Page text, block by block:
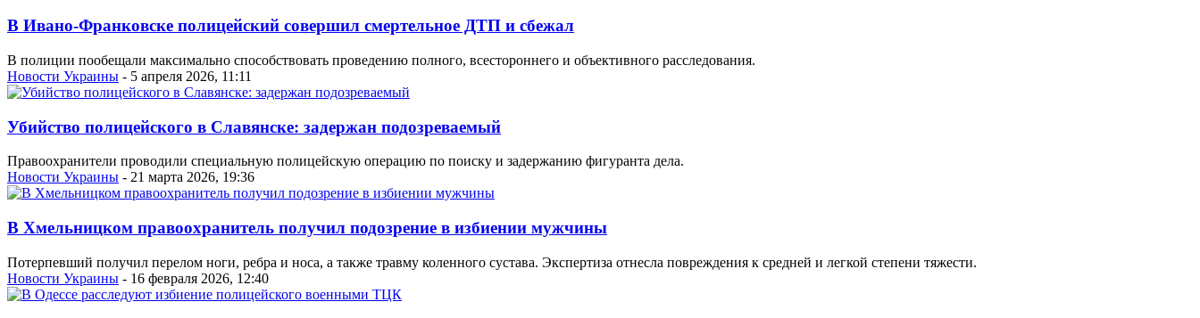
В Ивано-Франковске полицейский совершил смертельное ДТП и сбежал
В полиции пообещали максимально способствовать проведению полного, всестороннего и объективного расследования.
Новости Украины - 5 апреля 2026, 11:11
Убийство полицейского в Славянске: задержан подозреваемый
Правоохранители проводили специальную полицейскую операцию по поиску и задержанию фигуранта дела.
Новости Украины - 21 марта 2026, 19:36
В Хмельницком правоохранитель получил подозрение в избиении мужчины
Потерпевший получил перелом ноги, ребра и носа, а также травму коленного сустава. Экспертиза отнесла повреждения к средней и легкой степени тяжести.
Новости Украины - 16 февраля 2026, 12:40